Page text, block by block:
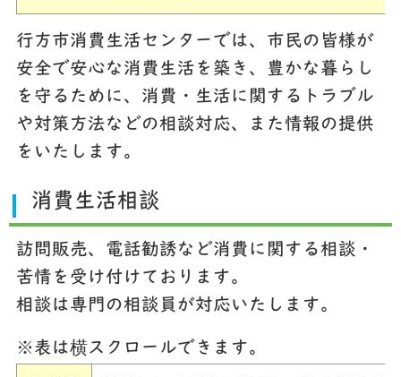
行方市消費生活センターでは、市民の皆様が
安全で安心な消費生活を築き、豊かな暮らし
を守るために、消費・生活に関するトラブル
や対策方法などの相談対応、また情報の提供
をいたします。
消費生活相談
訪問販売、電話勧誘など消費に関する相談・
苦情を受け付けております。
相談は専門の相談員が対応いたします。
※表は横スクロールできます。